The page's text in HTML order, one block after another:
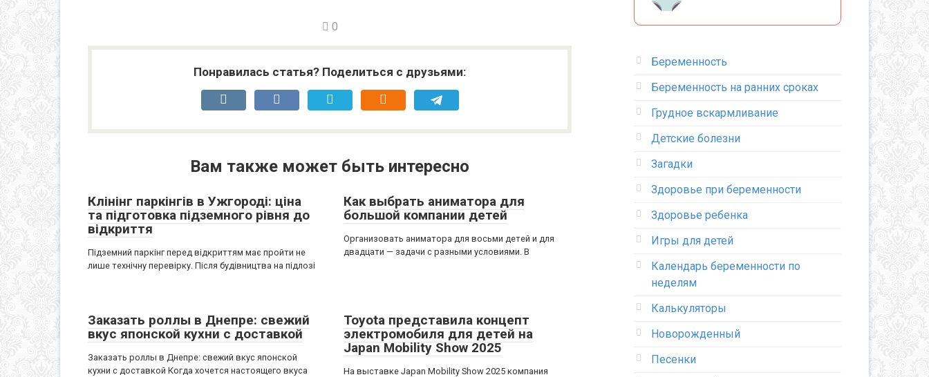
0
Понравилась статья? Поделиться с друзьями:
Вам также может быть интересно
Клінінг паркінгів в Ужгороді: ціна
та підготовка підземного рівня до
відкриття
Підземний паркінг перед відкриттям має пройти не
лише технічну перевірку. Після будівництва на підлозі
Как выбрать аниматора для
большой компании детей
Организовать аниматора для восьми детей и для
двадцати — задачи с разными условиями. В
Заказать роллы в Днепре: свежий
вкус японской кухни с доставкой
Заказать роллы в Днепре: свежий вкус японской
кухни с доставкой Когда хочется настоящего вкуса
Toyota представила концепт
электромобиля для детей на
Japan Mobility Show 2025
На выставке Japan Mobility Show 2025 компания
Беременность
Беременность на ранних сроках
Грудное вскармливание
Детские болезни
Загадки
Здоровье при беременности
Здоровье ребенка
Игры для детей
Календарь беременности по
неделям
Калькуляторы
Новорожденный
Песенки